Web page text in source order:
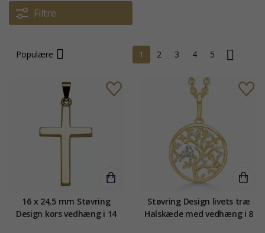
Filtre
Populære 1 2 3 4 5
16 x 24,5 mm Støvring
Design kors vedhæng i 14
Støvring Design livets træ
Halskæde med vedhæng i 8